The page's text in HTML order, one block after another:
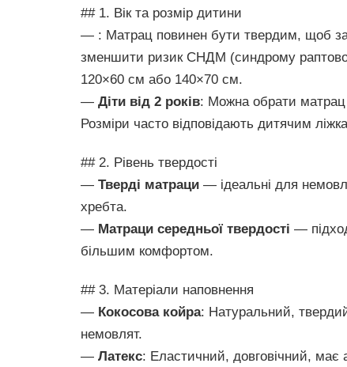
## 1. Вік та розмір дитини
— : Матрац повинен бути твердим, щоб
зменшити ризик СНДМ (синдрому
120×60 см або 140×70 см.
— Діти від 2 років: Можна обрати матрац
Розміри часто відповідають дитячим
## 2. Рівень твердості
— Тверді матраци — ідеальні для
хребта.
— Матраци середньої твердості —
більшим комфортом.
## 3. Матеріали наповнення
— Кокосова койра: Натуральний,
немовлят.
— Латекс: Еластичний, довговічний, має